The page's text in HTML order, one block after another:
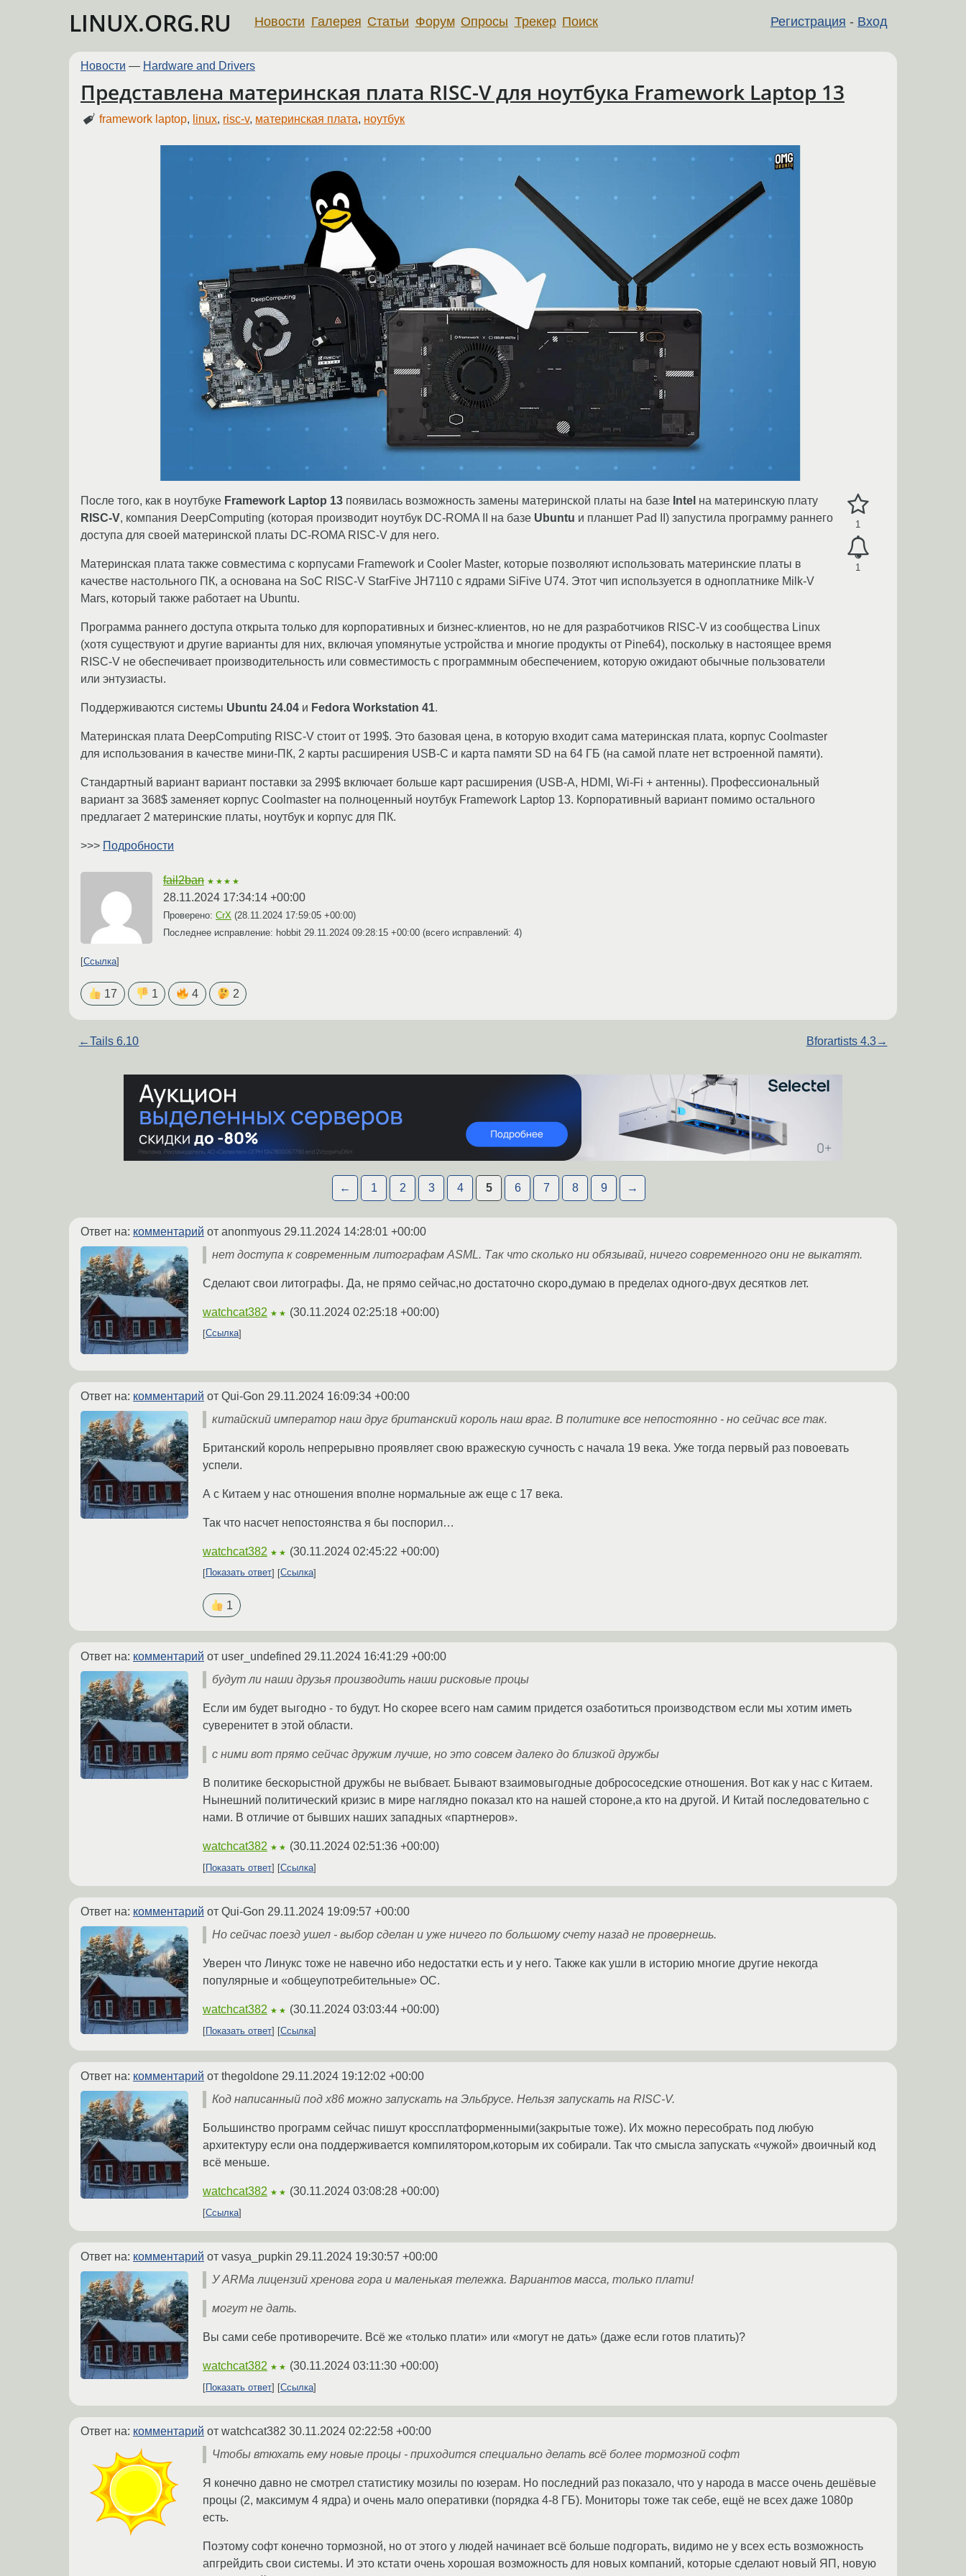
LINUX.ORG.RU Регистрация - Вход
Новости Галерея Статьи Форум Опросы Трекер Поиск
Новости — Hardware and Drivers
Представлена материнская плата RISC-V для ноутбука Framework Laptop 13
framework laptop, linux, risc-v, материнская плата, ноутбук
1
1
После того, как в ноутбуке Framework Laptop 13 появилась возможность замены материнской платы на базе Intel на материнскую плату
RISC-V, компания DeepComputing (которая производит ноутбук DC-ROMA II на базе Ubuntu и планшет Pad II) запустила программу раннего
доступа для своей материнской платы DC-ROMA RISC-V для него.
Материнская плата также совместима с корпусами Framework и Cooler Master, которые позволяют использовать материнские платы в
качестве настольного ПК, а основана на SoC RISC-V StarFive JH7110 с ядрами SiFive U74. Этот чип используется в одноплатнике Milk-V
Mars, который также работает на Ubuntu.
Программа раннего доступа открыта только для корпоративных и бизнес-клиентов, но не для разработчиков RISC-V из сообщества Linux
(хотя существуют и другие варианты для них, включая упомянутые устройства и многие продукты от Pine64), поскольку в настоящее время
RISC-V не обеспечивает производительность или совместимость с программным обеспечением, которую ожидают обычные пользователи
или энтузиасты.
Поддерживаются системы Ubuntu 24.04 и Fedora Workstation 41.
Материнская плата DeepComputing RISC-V стоит от 199$. Это базовая цена, в которую входит сама материнская плата, корпус Coolmaster
для использования в качестве мини-ПК, 2 карты расширения USB-C и карта памяти SD на 64 ГБ (на самой плате нет встроенной памяти).
Стандартный вариант вариант поставки за 299$ включает больше карт расширения (USB-A, HDMI, Wi-Fi + антенны). Профессиональный
вариант за 368$ заменяет корпус Coolmaster на полноценный ноутбук Framework Laptop 13. Корпоративный вариант помимо остального
предлагает 2 материнские платы, ноутбук и корпус для ПК.
>>> Подробности
fail2ban ★★★★
28.11.2024 17:34:14 +00:00
Проверено: CrX (28.11.2024 17:59:05 +00:00)
Последнее исправление: hobbit 29.11.2024 09:28:15 +00:00 (всего исправлений: 4)
Ссылка
17 1 4 2
←Tails 6.10 Bforartists 4.3→
← 1 2 3 4 5 6 7 8 9 →
Ответ на: комментарий от anonmyous 29.11.2024 14:28:01 +00:00
нет доступа к современным литографам ASML. Так что сколько ни обязывай, ничего современного они не выкатят.
Сделают свои литографы. Да, не прямо сейчас,но достаточно скоро,думаю в пределах одного-двух десятков лет.
watchcat382 ★★ (30.11.2024 02:25:18 +00:00)
Ссылка
Ответ на: комментарий от Qui-Gon 29.11.2024 16:09:34 +00:00
китайский император наш друг британский король наш враг. В политике все непостоянно - но сейчас все так.
Британский король непрерывно проявляет свою вражескую сучность с начала 19 века. Уже тогда первый раз повоевать
успели.
А с Китаем у нас отношения вполне нормальные аж еще с 17 века.
Так что насчет непостоянства я бы поспорил…
watchcat382 ★★ (30.11.2024 02:45:22 +00:00)
Показать ответ Ссылка
1
Ответ на: комментарий от user_undefined 29.11.2024 16:41:29 +00:00
будут ли наши друзья производить наши рисковые процы
Если им будет выгодно - то будут. Но скорее всего нам самим придется озаботиться производством если мы хотим иметь
суверенитет в этой области.
с ними вот прямо сейчас дружим лучше, но это совсем далеко до близкой дружбы
В политике бескорыстной дружбы не выбвает. Бывают взаимовыгодные добрососедские отношения. Вот как у нас с Китаем.
Нынешний политический кризис в мире наглядно показал кто на нашей стороне,а кто на другой. И Китай последовательно с
нами. В отличие от бывших наших западных «партнеров».
watchcat382 ★★ (30.11.2024 02:51:36 +00:00)
Показать ответ Ссылка
Ответ на: комментарий от Qui-Gon 29.11.2024 19:09:57 +00:00
Но сейчас поезд ушел - выбор сделан и уже ничего по большому счету назад не провернешь.
Уверен что Линукс тоже не навечно ибо недостатки есть и у него. Также как ушли в историю многие другие некогда
популярные и «общеупотребительные» ОС.
watchcat382 ★★ (30.11.2024 03:03:44 +00:00)
Показать ответ Ссылка
Ответ на: комментарий от thegoldone 29.11.2024 19:12:02 +00:00
Код написанный под x86 можно запускать на Эльбрусе. Нельзя запускать на RISC-V.
Большинство программ сейчас пишут кроссплатформенными(закрытые тоже). Их можно пересобрать под любую
архитектуру если она поддерживается компилятором,которым их собирали. Так что смысла запускать «чужой» двоичный код
всё меньше.
watchcat382 ★★ (30.11.2024 03:08:28 +00:00)
Ссылка
Ответ на: комментарий от vasya_pupkin 29.11.2024 19:30:57 +00:00
У ARMа лицензий хренова гора и маленькая тележка. Вариантов масса, только плати!
могут не дать.
Вы сами себе противоречите. Всё же «только плати» или «могут не дать» (даже если готов платить)?
watchcat382 ★★ (30.11.2024 03:11:30 +00:00)
Показать ответ Ссылка
Ответ на: комментарий от watchcat382 30.11.2024 02:22:58 +00:00
Чтобы втюхать ему новые процы - приходится специально делать всё более тормозной софт
Я конечно давно не смотрел статистику мозилы по юзерам. Но последний раз показало, что у народа в массе очень дешёвые
процы (2, максимум 4 ядра) и очень мало оперативки (порядка 4-8 ГБ). Мониторы тоже так себе, ещё не всех даже 1080p
есть.
Поэтому софт конечно тормозной, но от этого у людей начинает всё больше подгорать, видимо не у всех есть возможность
апгрейдить свои системы. И это кстати очень хорошая возможность для новых компаний, которые сделают новый ЯП, новую